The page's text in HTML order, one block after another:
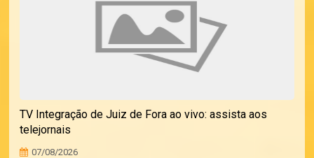
TV Integração de Juiz de Fora ao vivo: assista aos
telejornais
07/08/2026